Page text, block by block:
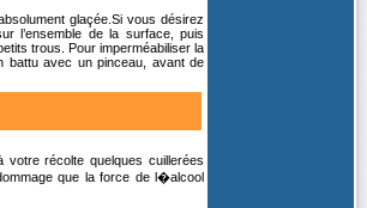
glaçée.Si vous désirez
l’ensemble de la surface, puis
trous. Pour imperméabiliser la
battu avec un pinceau, avant de
récolte quelques cuillerées
que la force de l�alcool